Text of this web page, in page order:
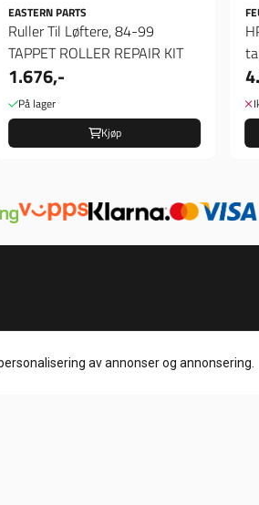
EASTERN PARTS
Ruller Til Løftere, 84-99
TAPPET ROLLER REPAIR KIT
1.676,-
På lager
Kjøp
av annonser og annonsering.